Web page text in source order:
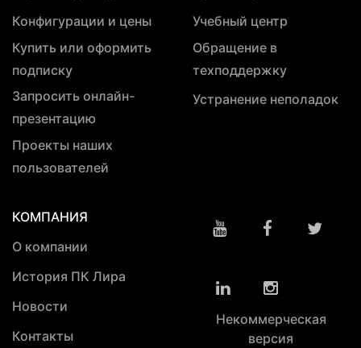
Конфигурации и цены
Купить или оформить
подписку
Запросить онлайн-
презентацию
Проекты наших
пользователей
Учебный центр
Обращение в
техподдержку
Устранение неполадок
КОМПАНИЯ
О компании
История ПК Лира
Новости
Контакты
Некоммерческая
версия